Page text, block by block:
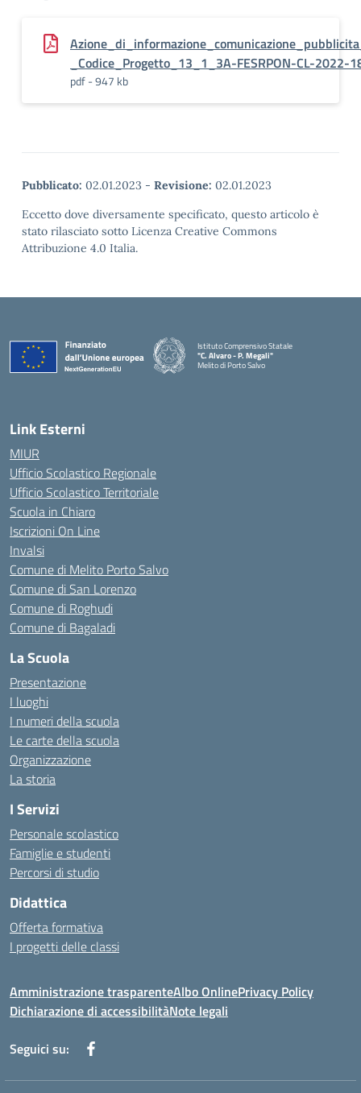
_Codice_Progetto_13_1_3A-FESRPON-CL-2022-
pdf - 947 kb
Pubblicato: 02.01.2023 - Revisione: 02.01.2023
Eccetto dove diversamente specificato, questo articolo è
stato rilasciato sotto Licenza Creative Commons
Attribuzione 4.0 Italia.
Istituto Comprensivo Statale
"C. Alvaro - P. Megali"
Melito di Porto Salvo
Link Esterni
MIUR
Ufficio Scolastico Regionale
Ufficio Scolastico Territoriale
Scuola in Chiaro
Iscrizioni On Line
Invalsi
Comune di Melito Porto Salvo
Comune di San Lorenzo
Comune di Roghudi
Comune di Bagaladi
La Scuola
Presentazione
I luoghi
I numeri della scuola
Le carte della scuola
Organizzazione
La storia
I Servizi
Personale scolastico
Famiglie e studenti
Percorsi di studio
Didattica
Offerta formativa
I progetti delle classi
Amministrazione trasparenteAlbo OnlinePrivacy Policy
Dichiarazione di accessibilitàNote legali
Seguici su: